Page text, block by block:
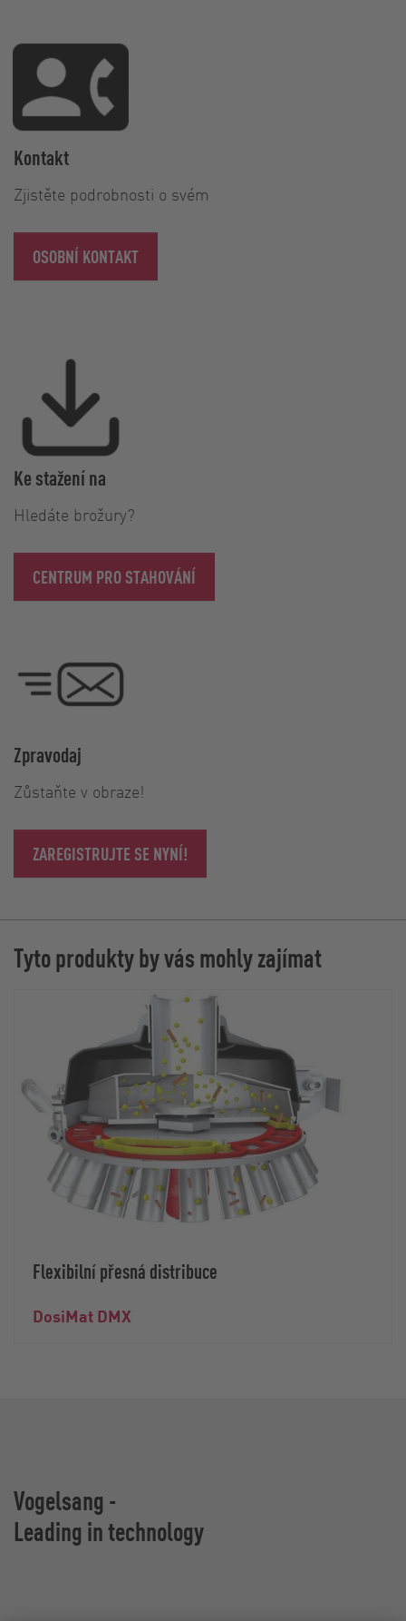
Kontakt
Zjistěte podrobnosti o svém
OSOBNÍ KONTAKT
Ke stažení na
Hledáte brožury?
CENTRUM PRO STAHOVÁNÍ
Zpravodaj
Zůstaňte v obraze!
ZAREGISTRUJTE SE NYNÍ!
Tyto produkty by vás mohly zajímat
Flexibilní přesná distribuce
DosiMat DMX
Vogelsang -
Leading in technology